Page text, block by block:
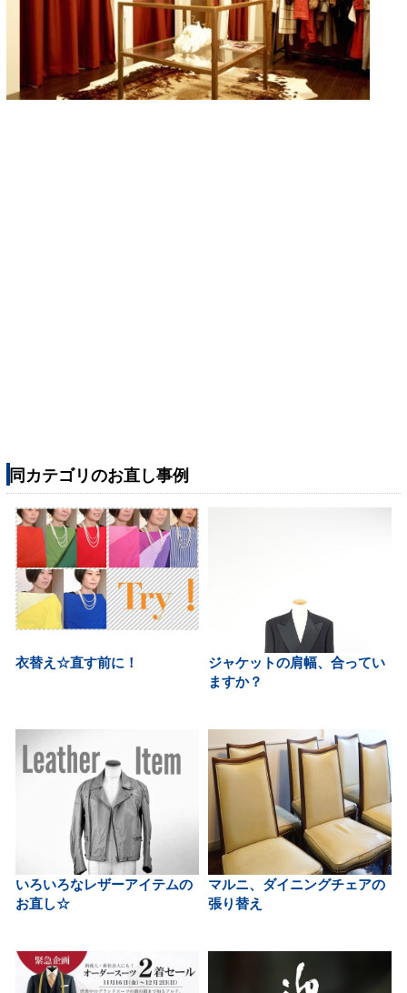
同カテゴリのお直し事例
衣替え☆直す前に！
ジャケットの肩幅、合ってい
ますか？
いろいろなレザーアイテムの
お直し☆
マルニ、ダイニングチェアの
張り替え